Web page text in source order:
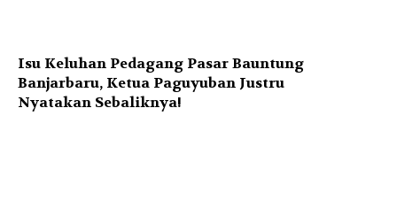
Isu Keluhan Pedagang Pasar Bauntung
Banjarbaru, Ketua Paguyuban Justru
Nyatakan Sebaliknya!